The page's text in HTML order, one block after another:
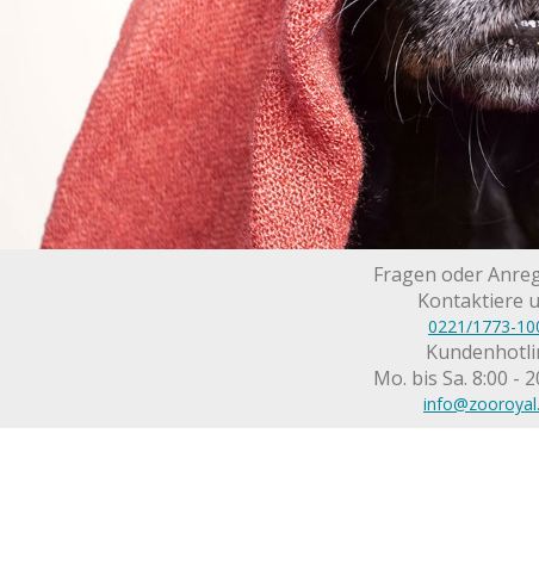
Fragen oder
Kontaktiere
0221/1773-
Mo. bis Sa. 8:00 -